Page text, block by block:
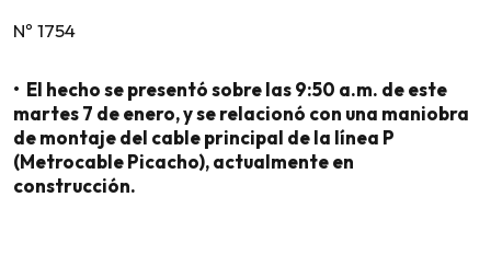
Nº 1754
• El hecho se presentó sobre las 9:50 a.m. de este
martes 7 de enero, y se relacionó con una maniobra
de montaje del cable principal de la línea P
(Metrocable Picacho), actualmente en
construcción.